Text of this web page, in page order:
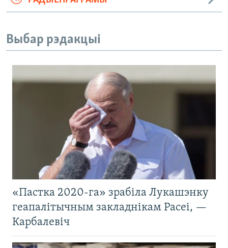
Выбар рэдакцыі
«Пастка 2020-га» зрабіла Лукашэнку
геапалітычным закладнікам Расеі, —
Карбалевіч